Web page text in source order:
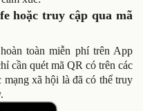
hoặc truy cập qua mã
toàn miễn phí trên App
cần quét mã QR có trên các
mạng xã hội là đã có thể truy